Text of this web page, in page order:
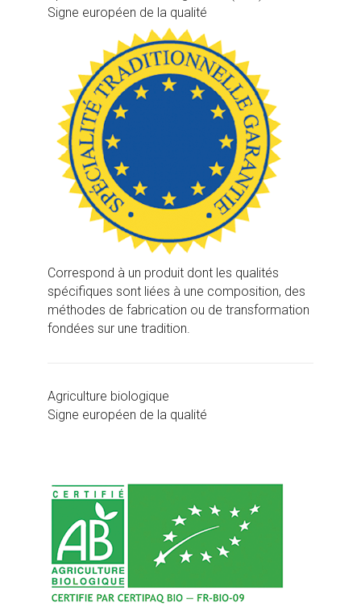
Signe européen de la qualité
Correspond à un produit dont les qualités
spécifiques sont liées à une composition, des
méthodes de fabrication ou de transformation
fondées sur une tradition.
Agriculture biologique
Signe européen de la qualité